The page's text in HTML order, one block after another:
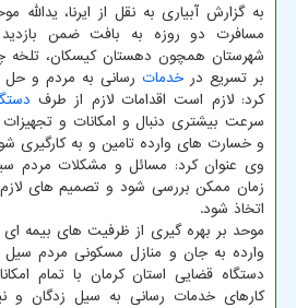
به گزارش آبیاری به نقل از ایرنا،
مسافرت دو روزه به بافت ضمن
شهرستان همچون دهستان کیسکان، تلخه
بر تسریع در خدمات رسانی به مردم و حل
کرد: لازم است اقدامات لازم از طرف
سرعت بیشتری دنبال و امکانات و تجهیزات
و خسارت های وارده تامین و به کارگیری
وی عنوان کرد: مسائل و مشکلات مردم
زمان ممکن بررسی شود و تصمیم های
اتخاذ شود.
موحد بر بهره گیری از ظرفیت های بیمه
وارده به جان و منازل مسکونی مردم سیل
دستگاه قضایی استان کرمان با تمام
کارهای خدمات رسانی به سیل زدگان و